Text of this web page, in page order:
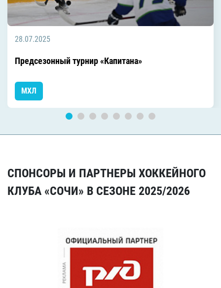
28.07.2025
Предсезонный турнир «Капитана»
МХЛ
СПОНСОРЫ И ПАРТНЕРЫ ХОККЕЙНОГО
КЛУБА «СОЧИ» В СЕЗОНЕ 2025/2026